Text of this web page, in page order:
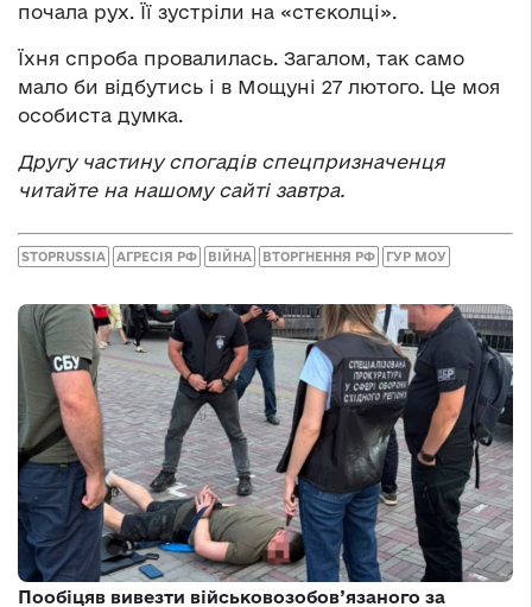
почала рух. Її зустріли на «стєколці».
Їхня спроба провалилась. Загалом, так само
мало би відбутись і в Мощуні 27 лютого. Це моя
особиста думка.
Другу частину спогадів спецпризначенця
читайте на нашому сайті завтра.
STOPRUSSIA АГРЕСІЯ РФ ВІЙНА ВТОРГНЕННЯ РФ ГУР МОУ
Пообіцяв вивезти військовозобов’язаного за